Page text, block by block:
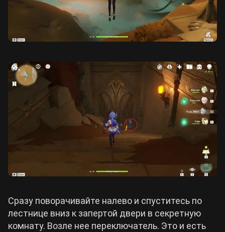
Сразу поворачивайте налево и спуститесь по
лестнице вниз к запертой двери в секретную
комнату. Возле нее переключатель. Это и есть